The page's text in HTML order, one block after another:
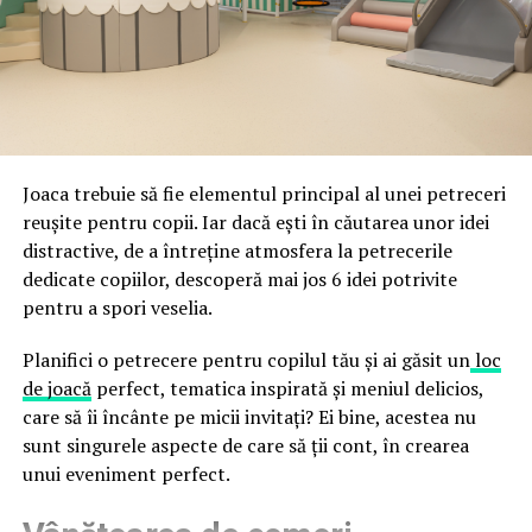
astfel încât confortul și estetica să funcționeze
împreună, nu în tensiune una cu cealaltă, pe toată
durata de viață a amenajării, indiferent de câte sezoane
fraude care exploatează încrederea în brand.
Directoratul Național de Securitate Cibernetică (DNSC)
false până la tentative de furt al datelor personale și
financiare. Instituția recomandă verificarea atentă a
sursei mesajelor și raportarea incidentelor la numărul
unic 1911.
Campaniile identificate în ultimele săptămâni folosesc
false de streaming, coduri QR malițioase și mesaje care
promit bilete, rambursări, premii sau acces gratuit la
meciuri. FBI a emis în luna mai un avertisment privind
site-urile care clonează platforma oficială prin
modificări minore ale denumirii domeniului, precum
Joaca trebuie să fie elementul principal al unei petreceri
reușite pentru copii. Iar dacă ești în căutarea unor idei
distractive, de a întreține atmosfera la petrecerile
dedicate copiilor, descoperă mai jos 6 idei potrivite
pentru a spori veselia.
Planifici o petrecere pentru copilul tău și ai găsit unloc
de joacăperfect, tematica inspirată și meniul delicios,
care să îi încânte pe micii invitați? Ei bine, acestea nu
sunt singurele aspecte de care să ții cont, în crearea
unui eveniment perfect.